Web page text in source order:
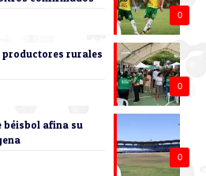
0
0
rurales
0
béisbol afina su